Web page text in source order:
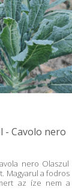
- Cavolo nero
nero Olaszul
Magyarul a
az íze nem a